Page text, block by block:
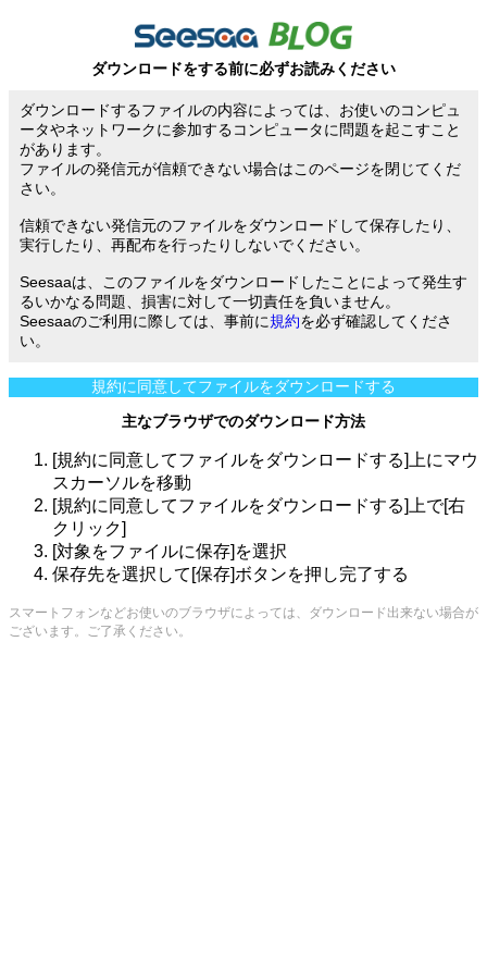
ダウンロードをする前に必ずお読みください
ダウンロードするファイルの内容によっては、お使いのコンピュ
ータやネットワークに参加するコンピュータに問題を起こすこと
があります。
ファイルの発信元が信頼できない場合はこのページを閉じてくだ
さい。
信頼できない発信元のファイルをダウンロードして保存したり、
実行したり、再配布を行ったりしないでください。
Seesaaは、このファイルをダウンロードしたことによって発生す
るいかなる問題、損害に対して一切責任を負いません。
Seesaaのご利用に際しては、事前に規約を必ず確認してくださ
い。
規約に同意してファイルをダウンロードする
主なブラウザでのダウンロード方法
[規約に同意してファイルをダウンロードする]上にマウ
スカーソルを移動
[規約に同意してファイルをダウンロードする]上で[右
クリック]
[対象をファイルに保存]を選択
保存先を選択して[保存]ボタンを押し完了する
スマートフォンなどお使いのブラウザによっては、ダウンロード出来ない場合が
ございます。ご了承ください。